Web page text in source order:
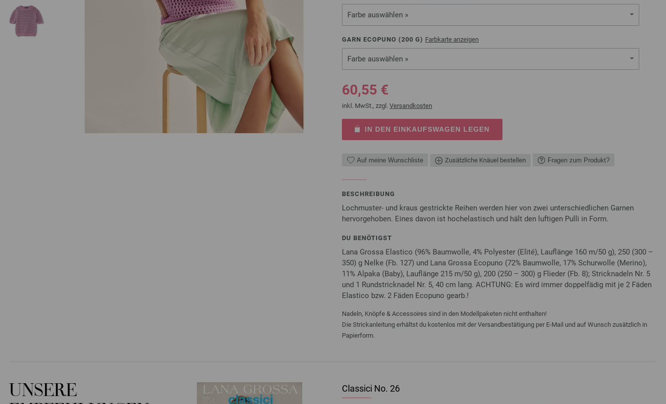
Farbe auswählen »
GARN ECOPUNO (200 G) Farbkarte anzeigen
Farbe auswählen »
60,55 €
inkl. MwSt., zzgl. Versandkosten
IN DEN EINKAUFSWAGEN LEGEN
Auf meine Wunschliste Zusätzliche Knäuel bestellen Fragen zum Produkt?
BESCHREIBUNG
Lochmuster- und kraus gestrickte Reihen werden hier von zwei unterschiedlichen Garnen
hervorgehoben. Eines davon ist hochelastisch und hält den luftigen Pulli in Form.
DU BENÖTIGST
Lana Grossa Elastico (96% Baumwolle, 4% Polyester (Elité), Lauflänge 160 m/50 g), 250 (300 –
350) g Nelke (Fb. 127) und Lana Grossa Ecopuno (72% Baumwolle, 17% Schurwolle (Merino),
11% Alpaka (Baby), Lauflänge 215 m/50 g), 200 (250 – 300) g Flieder (Fb. 8); Stricknadeln Nr. 5
und 1 Rundstricknadel Nr. 5, 40 cm lang. ACHTUNG: Es wird immer doppelfädig mit je 2 Fäden
Elastico bzw. 2 Fäden Ecopuno gearb.!
Nadeln, Knöpfe & Accessoires sind in den Modellpaketen nicht enthalten!
Die Strickanleitung erhältst du kostenlos mit der Versandbestätigung per E-Mail und auf Wunsch zusätzlich in
Papierform.
UNSERE
Classici No. 26